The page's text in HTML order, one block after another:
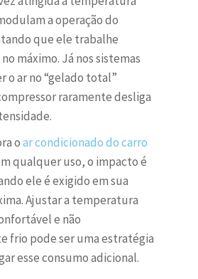
a operação do
que ele trabalhe
máximo. Já nos sistemas
o ar no “gelado total”
raramente desliga
oar condicionado do carro
qualquer uso, o impacto é
ele é exigido em sua
Ajustar a temperatura
e não
frio pode ser uma estratégia
esse consumo adicional.